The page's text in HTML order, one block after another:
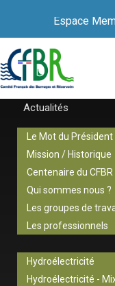
Espace
Actualités
Le Mot du Président
Mission / Historique
Centenaire du CFBR
Qui sommes nous ?
Les groupes de
Les professionnels
Hydroélectricité
Hydroélectricité -